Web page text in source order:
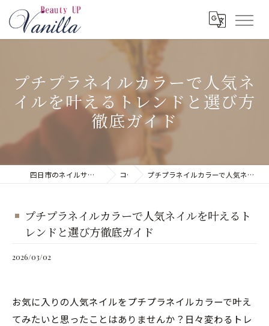
プチプラネイルカラーで人気ネ
イルを叶えるトレンドと選び方
徹底ガイド
四日市のネイルサロンならネイルサロン Vanilla コラム プチプラネイルカラーで人気ネイルを叶えるトレンドと選び方徹底ガイド
プチプラネイルカラーで人気ネイルを叶えるト
レンドと選び方徹底ガイド
2026/03/02
お気に入りの人気ネイルをプチプラネイルカラーで叶え
てみたいと思ったことはありませんか？日々変わるトレ